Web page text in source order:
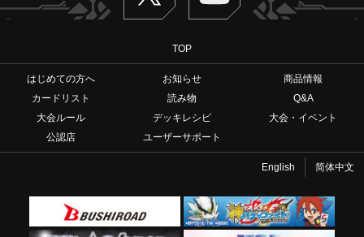
TOP
はじめての方へ お知らせ
商品情報
カードリスト
読み物
Q&A
大会ルール
デッキレシピ
大会・イベント
公認店
ユーザーサポート
English 简体中文